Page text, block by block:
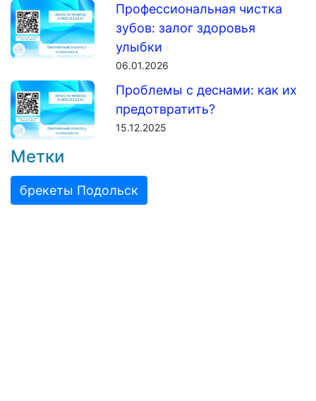
Профессиональная чистка
зубов: залог здоровья
улыбки
06.01.2026
Проблемы с деснами: как их
предотвратить?
15.12.2025
Метки
брекеты Подольск